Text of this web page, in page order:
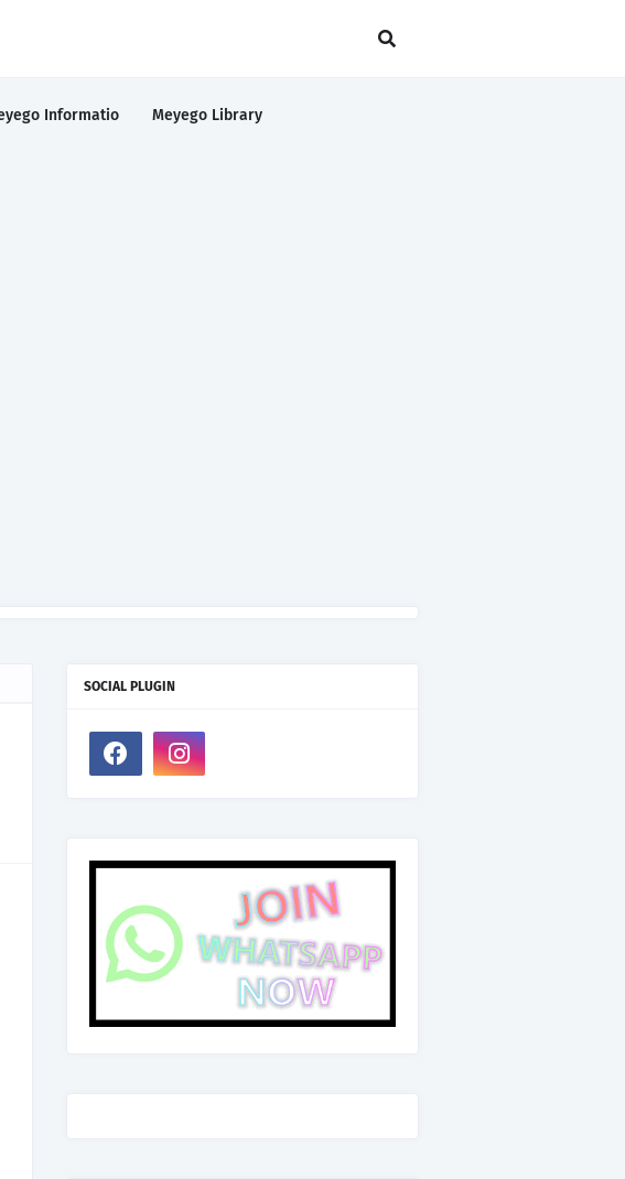
Informatio Meyego Library
SOCIAL PLUGIN